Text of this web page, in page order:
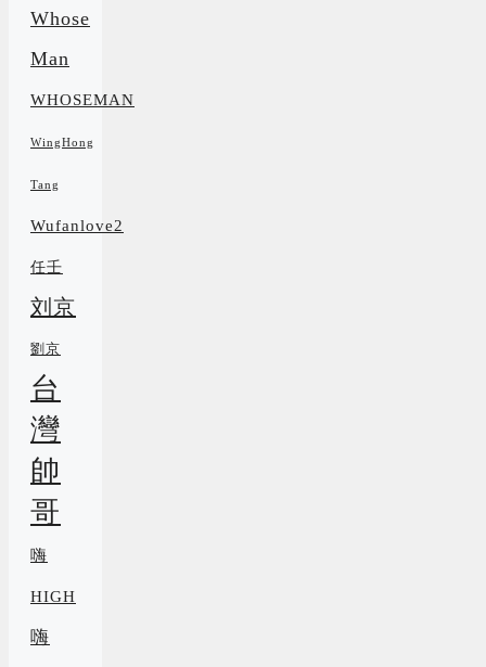
Whose
Man
WHOSEMAN
WingHong
Tang
Wufanlove2
任壬
刘京
劉京
台
灣
帥
哥
嗨
HIGH
嗨